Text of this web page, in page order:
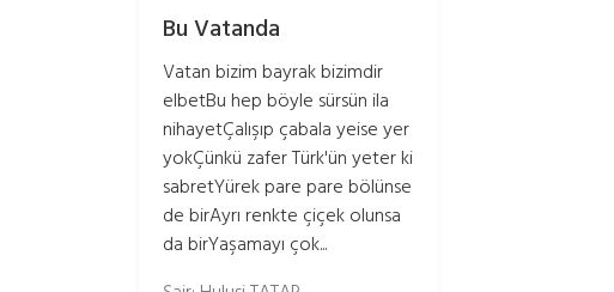
Bu Vatanda
Vatan bizim bayrak bizimdir
elbetBu hep böyle sürsün ila
nihayetÇalışıp çabala yeise yer
yokÇünkü zafer Türk'ün yeter ki
sabretYürek pare pare bölünse
de birAyrı renkte çiçek olunsa
da birYaşamayı çok...